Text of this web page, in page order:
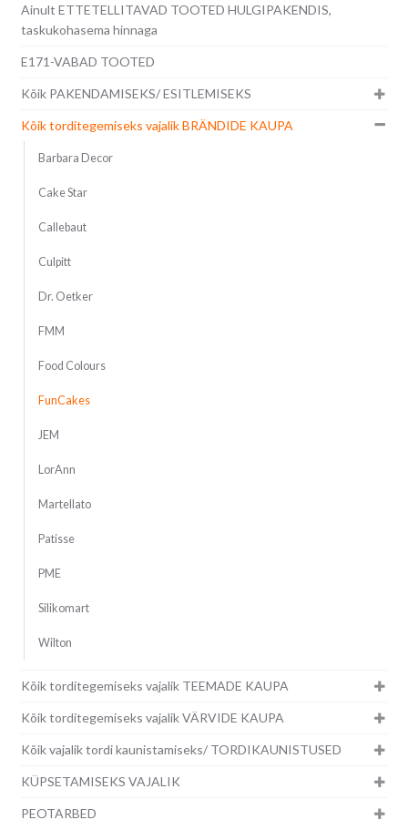
Ainult ETTETELLITAVAD TOOTED HULGIPAKENDIS,
taskukohasema hinnaga
E171-VABAD TOOTED
Kõik PAKENDAMISEKS/ ESITLEMISEKS
Kõik torditegemiseks vajalik BRÄNDIDE KAUPA
Barbara Decor
Cake Star
Callebaut
Culpitt
Dr. Oetker
FMM
Food Colours
FunCakes
JEM
LorAnn
Martellato
Patisse
PME
Silikomart
Wilton
Kõik torditegemiseks vajalik TEEMADE KAUPA
Kõik torditegemiseks vajalik VÄRVIDE KAUPA
Kõik vajalik tordi kaunistamiseks/ TORDIKAUNISTUSED
KÜPSETAMISEKS VAJALIK
PEOTARBED